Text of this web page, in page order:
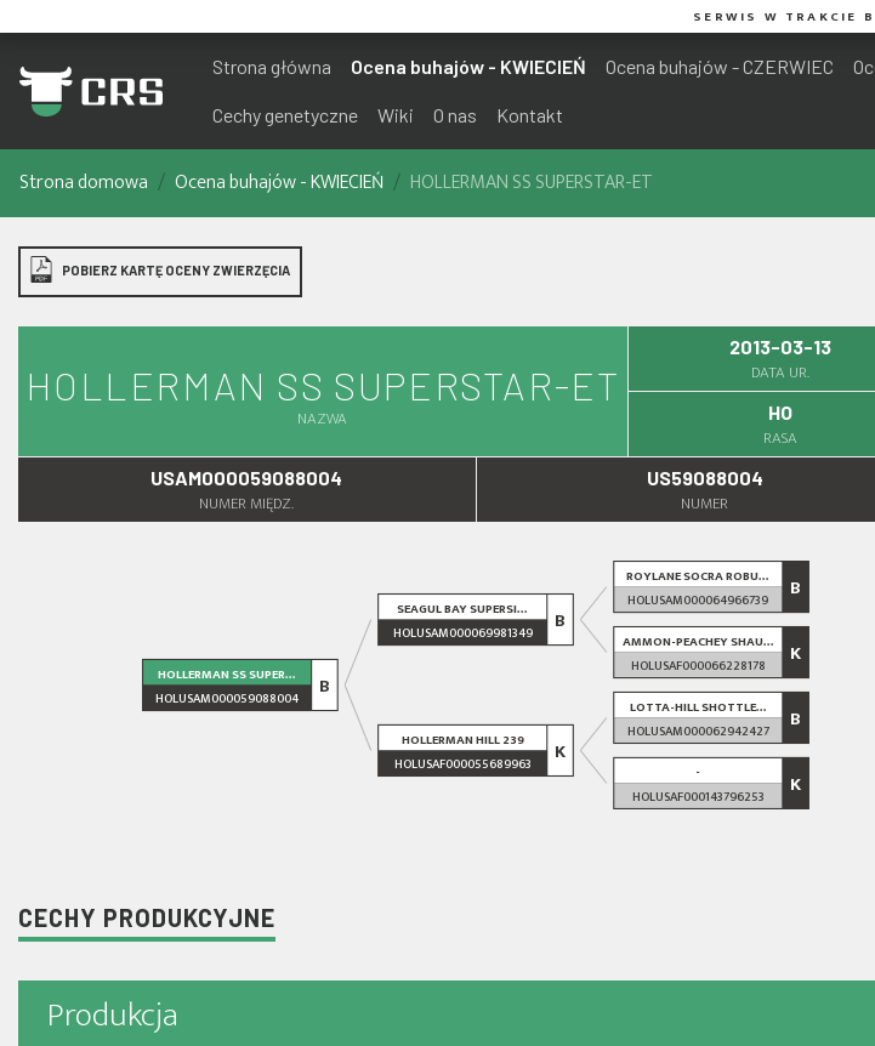
SERWIS W TRAKCIE
Strona główna Ocena buhajów - KWIECIEŃ Ocena buhajów - CZERWIEC
Cechy genetyczne Wiki O nas Kontakt
Strona domowa Ocena buhajów - KWIECIEŃ HOLLERMAN SS SUPERSTAR-ET
POBIERZ KARTĘ OCENY ZWIERZĘCIA
HOLLERMAN SS SUPERSTAR-ET
NAZWA
2013-03-13
DATA UR.
HO
RASA
USAM000059088004
NUMER MIĘDZ.
US59088004
NUMER
HOLLERMAN SS SUPER...
HOLUSAM000059088004 B
SEAGUL BAY SUPERSI...
HOLUSAM000069981349 B
HOLLERMAN HILL 239
HOLUSAF000055689963 K
ROYLANE SOCRA ROBU...
HOLUSAM000064966739 B
AMMON-PEACHEY SHAU...
HOLUSAF000066228178 K
LOTTA-HILL SHOTTLE...
HOLUSAM000062942427 B
-
HOLUSAF000143796253 K
CECHY PRODUKCYJNE
Produkcja